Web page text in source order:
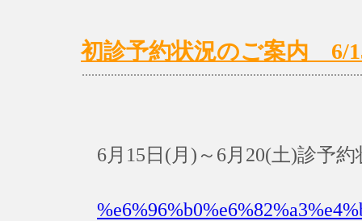
初診予約状況のご案内 6/
6月15日(月)～6月20(土)診予